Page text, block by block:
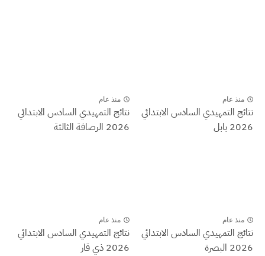
منذ عام
نتائج التمهيدي السادس الابتدائي
2026 بابل
منذ عام
نتائج التمهيدي السادس الابتدائي
2026 الرصافة الثالثة
منذ عام
نتائج التمهيدي السادس الابتدائي
2026 البصرة
منذ عام
نتائج التمهيدي السادس الابتدائي
2026 ذي قار